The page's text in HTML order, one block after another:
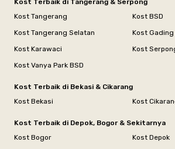
Kost Terbaik di Tangerang & Serpong
Kost Tangerang
Kost BSD
Kost Tangerang Selatan
Kost
Kost Karawaci
Kost
Kost Vanya Park BSD
Kost Terbaik di Bekasi & Cikarang
Kost Bekasi
Kost
Kost Terbaik di Depok, Bogor & Sekitarnya
Kost Bogor
Kost Depok